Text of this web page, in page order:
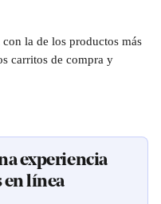
la de los productos más
carritos de compra y
experiencia
en línea